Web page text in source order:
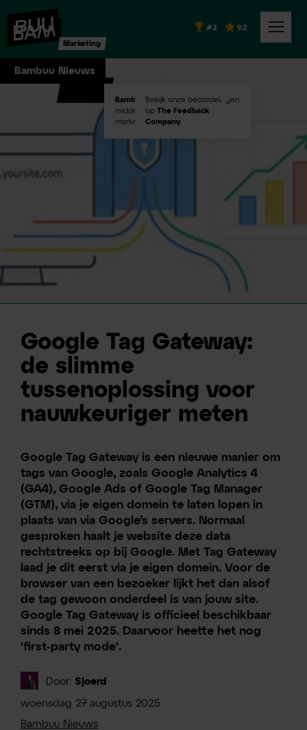
Marketing
#2
Bambuu #2in Emerce100
middelgroot digital
marketingbureaus!
9.2
Bekijk onze beoordelingen
opThe Feedback
Company.
Bambuu Nieuws
Google Tag Gateway:
de slimme
tussenoplossing voor
nauwkeuriger meten
Google Tag Gateway is een nieuwe manier om
tags van Google, zoals Google Analytics 4
(GA4), Google Ads of Google Tag Manager
(GTM), via je eigen domein te laten lopen in
plaats van via Google’s servers. Normaal
gesproken haalt je website deze data
rechtstreeks op bij Google. Met Tag Gateway
laad je dit eerst via je eigen domein. Voor de
browser van een bezoeker lijkt het dan alsof
de tag gewoon onderdeel is van jouw site.
Google Tag Gateway is officieel beschikbaar
sinds 8 mei 2025. Daarvoor heette het nog
'first-party mode'.
Door: Sjoerd
woensdag 27 augustus 2025
Bambuu Nieuws